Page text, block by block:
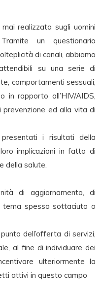
realizzata sugli uomini
un questionario
di canali, abbiamo
su una serie di
comportamenti sessuali,
rapporto all’HIV/AIDS,
ed alla vita di
i risultati della
implicazioni in fatto di
della salute.
di aggiornamento, di
tema spesso sottaciuto o
dell’offerta di servizi,
al fine di individuare dei
ulteriormente la
attivi in questo campo